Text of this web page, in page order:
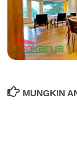
MUNGKIN